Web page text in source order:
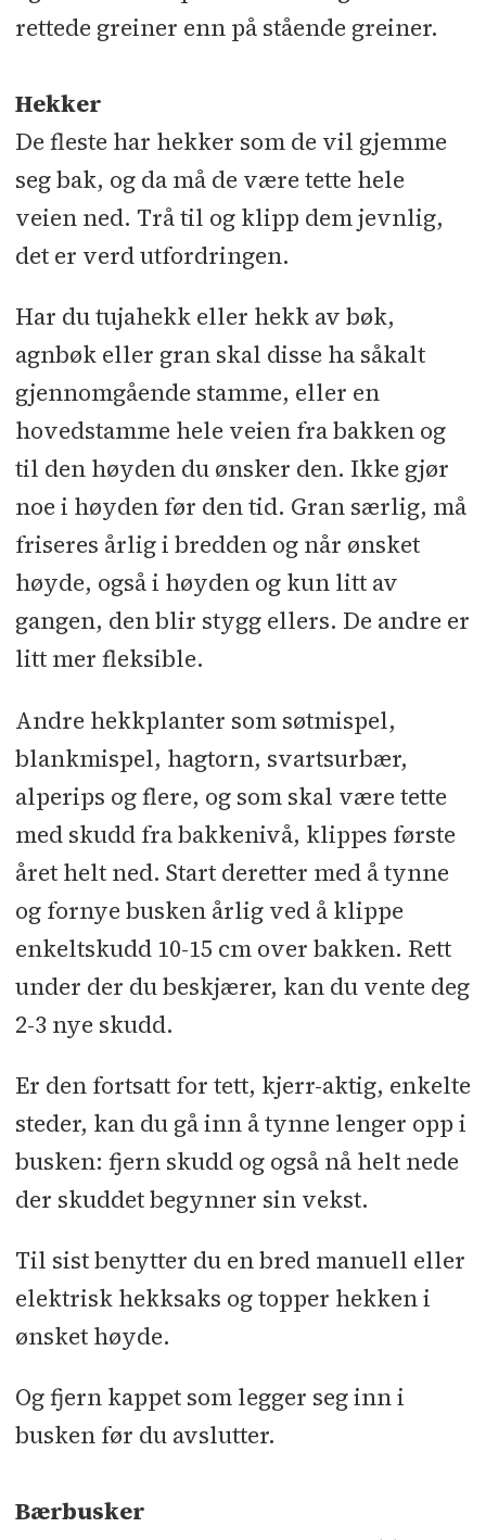
rettede greiner enn på stående greiner.
Hekker
De fleste har hekker som de vil gjemme
seg bak, og da må de være tette hele
veien ned. Trå til og klipp dem jevnlig,
det er verd utfordringen.
Har du tujahekk eller hekk av bøk,
agnbøk eller gran skal disse ha såkalt
gjennomgående stamme, eller en
hovedstamme hele veien fra bakken og
til den høyden du ønsker den. Ikke gjør
noe i høyden før den tid. Gran særlig, må
friseres årlig i bredden og når ønsket
høyde, også i høyden og kun litt av
gangen, den blir stygg ellers. De andre er
litt mer fleksible.
Andre hekkplanter som søtmispel,
blankmispel, hagtorn, svartsurbær,
alperips og flere, og som skal være tette
med skudd fra bakkenivå, klippes første
året helt ned. Start deretter med å tynne
og fornye busken årlig ved å klippe
enkeltskudd 10-15 cm over bakken. Rett
under der du beskjærer, kan du vente deg
2-3 nye skudd.
Er den fortsatt for tett, kjerr-aktig, enkelte
steder, kan du gå inn å tynne lenger opp i
busken: fjern skudd og også nå helt nede
der skuddet begynner sin vekst.
Til sist benytter du en bred manuell eller
elektrisk hekksaks og topper hekken i
ønsket høyde.
Og fjern kappet som legger seg inn i
busken før du avslutter.
Bærbusker